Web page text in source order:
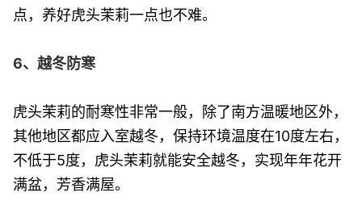
点，养好虎头茉莉一点也不难。
6、越冬防寒
虎头茉莉的耐寒性非常一般，除了南方温暖地区外，
其他地区都应入室越冬，保持环境温度在10度左右，
不低于5度，虎头茉莉就能安全越冬，实现年年花开
满盆，芳香满屋。